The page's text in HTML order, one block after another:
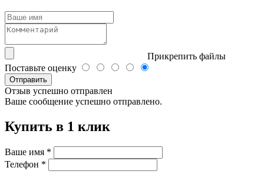
Прикрепить файлы
Поставьте оценку
Отправить
Отзыв успешно отправлен
Ваше сообщение успешно отправлено.
Купить в 1 клик
Ваше имя *
Телефон *